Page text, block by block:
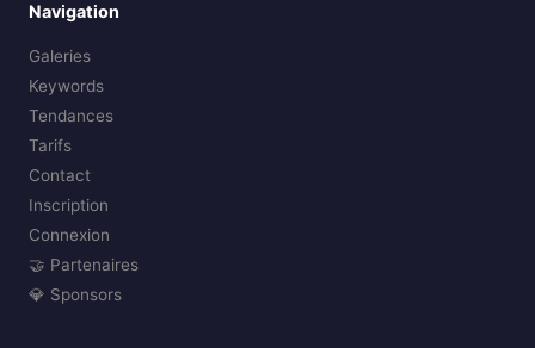
Navigation
Galeries
Keywords
Tendances
Tarifs
Contact
Inscription
Connexion
🤝 Partenaires
💎 Sponsors